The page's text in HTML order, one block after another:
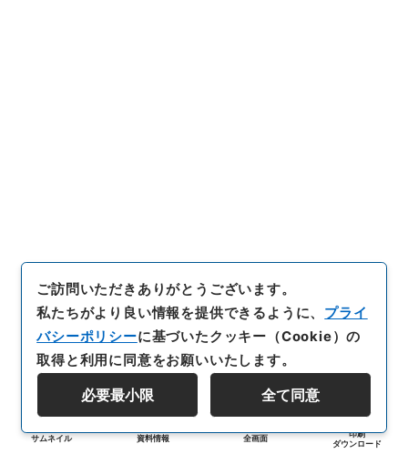
サムネイル 資料情報 全画面
印刷
ダウンロード
ご訪問いただきありがとうございます。
私たちがより良い情報を提供できるように、 プライ
バシーポリシーに基づいたクッキー（Cookie）の
取得と利用に同意をお願いいたします。
必要最小限 全て同意